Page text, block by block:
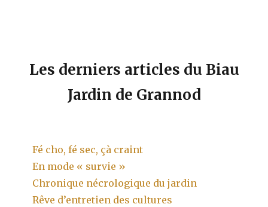
Les derniers articles du Biau
Jardin de Grannod
Fé cho, fé sec, çà craint
En mode « survie »
Chronique nécrologique du jardin
Rêve d’entretien des cultures